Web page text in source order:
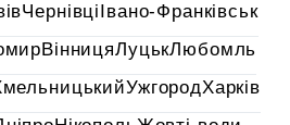
ЧернівціІвано-Франківськ
ВінницяЛуцькЛюбомль
УжгородХарків